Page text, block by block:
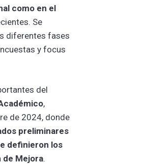
como en el
Se
diferentes fases
y focus
del
,
de 2024, donde
preliminares
definieron los
de Mejora.